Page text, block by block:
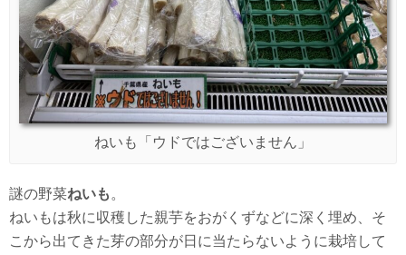
ねいも「ウドではございません」
謎の野菜ねいも 。
ねいもは秋に収穫した親芋をおがくずなどに深く埋め、そ
こから出てきた芽の部分が日に当たらないように栽培して